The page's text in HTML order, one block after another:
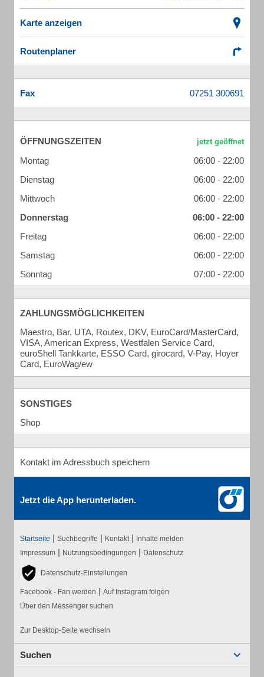
Karte anzeigen
Routenplaner
Fax
ÖFFNUNGSZEITEN
Montag
06:00 - 22:00
Dienstag
06:00 - 22:00
Mittwoch
06:00 - 22:00
Donnerstag
06:00 - 22:00
Freitag
06:00 - 22:00
Samstag
06:00 - 22:00
Sonntag
07:00 - 22:00
ZAHLUNGSMÖGLICHKEITEN
Maestro, Bar, UTA, Routex, DKV, EuroCard/MasterCard,
VISA, American Express, Westfalen Service Card,
euroShell Tankkarte, ESSO Card, girocard, V-Pay, Hoyer
Card, EuroWag/ew
SONSTIGES
Shop
Kontakt im Adressbuch speichern
Jetzt die App herunterladen.
Startseite | Suchbegriffe | Kontakt | Inhalte melden
Impressum | Nutzungsbedingungen | Datenschutz
Datenschutz-Einstellungen
Facebook - Fan werden | Auf Instagram folgen
Über den Messenger suchen
Zur Desktop-Seite wechseln
Suchen